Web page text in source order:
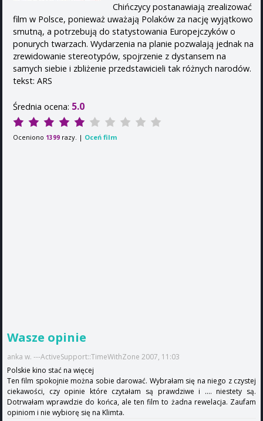
Chińczycy postanawiają zrealizować
film w Polsce, ponieważ uważają Polaków za nację wyjątkowo
smutną, a potrzebują do statystowania Europejczyków o
ponurych twarzach. Wydarzenia na planie pozwalają jednak na
zrewidowanie stereotypów, spojrzenie z dystansem na
samych siebie i zbliżenie przedstawicieli tak różnych narodów.
tekst: ARS
Średnia ocena: 5.0
Oceniono 1399 razy. | Oceń film
Wasze opinie
anka w. ---ActiveSupport::TimeWithZone 2007, 11:03
Polskie kino stać na więcej
Ten film spokojnie można sobie darować. Wybrałam się na niego z czystej
ciekawości, czy opinie które czytałam są prawdziwe i .... niestety są.
Dotrwałam wprawdzie do końca, ale ten film to żadna rewelacja. Zaufam
opiniom i nie wybiorę się na Klimta.